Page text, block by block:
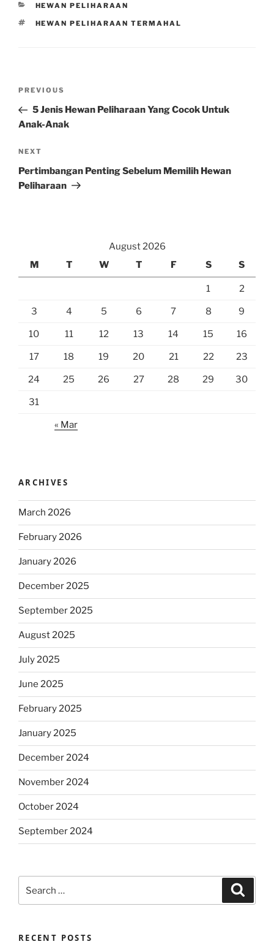
CATEGORIES
HEWAN PELIHARAAN
TAGS
HEWAN PELIHARAAN TERMAHAL
Previous
Post
PREVIOUS
5 Jenis Hewan Peliharaan Yang Cocok Untuk
Anak-Anak
Next
Post
NEXT
Pertimbangan Penting Sebelum Memilih Hewan
Peliharaan
August 2026
M
T W T F S S
1 2
3 4 5 6 7 8 9
10 11 12 13 14 15 16
17 18 19 20 21 22 23
24 25 26 27 28 29 30
31
« Mar
ARCHIVES
March 2026
February 2026
January 2026
December 2025
September 2025
August 2025
July 2025
June 2025
February 2025
January 2025
December 2024
November 2024
October 2024
September 2024
for:
RECENT POSTS